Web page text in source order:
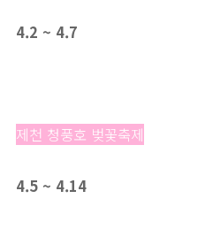
4.2 ~ 4.7
제천 청풍호 벚꽃축제
4.5 ~ 4.14